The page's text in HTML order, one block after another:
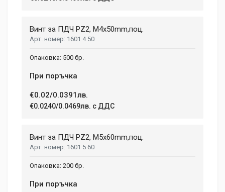
Винт за ПДЧ PZ2, M4x50mm,поц.
1601 4 50
500 бр.
При поръчка
€0.02/0.0391лв.
€0.0240/0.0469лв. с ДДС
Винт за ПДЧ PZ2, M5x60mm,поц.
1601 5 60
200 бр.
При поръчка